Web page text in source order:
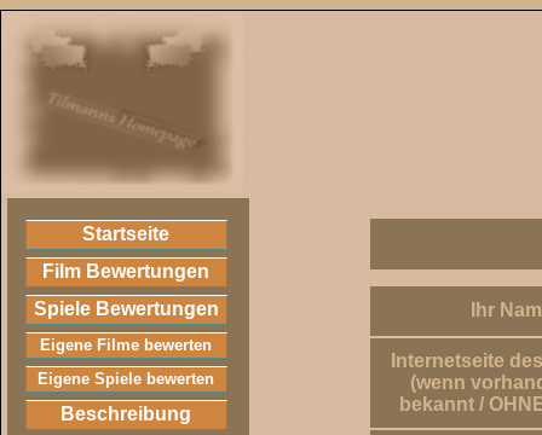
Startseite
Film Bewertungen
Spiele Bewertungen
Eigene Filme bewerten
Eigene Spiele bewerten
Beschreibung
Ihr
Internetseite
(wenn
bekannt /